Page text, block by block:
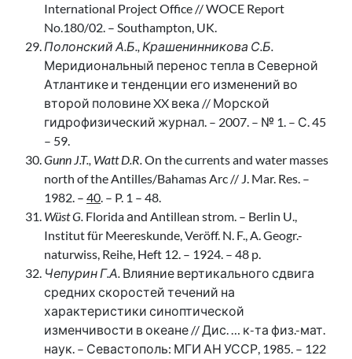
International Project Office // WOCE Report
No.180/02. – Southampton, UK.
Полонский А.Б., Крашенинникова С.Б.
Меридиональный перенос тепла в Северной
Атлантике и тенденции его изменений во
второй половине XX века // Морской
гидрофизический журнал. – 2007. – № 1. – С. 45
– 59.
Gunn J.T., Watt D.R.On the currents and water masses
north of the Antilles/Bahamas Arc // J. Mar. Res. –
1982. – 40. – P. 1 – 48.
Wüst G. Florida аnd Antillean strom. – Berlin U.,
Institut für Meereskunde, Veröff. N. F., A. Geogr.-
naturwiss, Reihe, Heft 12. – 1924. – 48 p.
Чепурин Г.А. Влияние вертикального сдвига
средних скоростей течений на
характеристики синоптической
изменчивости в океане // Дис. … к-та физ.-мат.
наук. – Севастополь: МГИ АН УССР, 1985. – 122